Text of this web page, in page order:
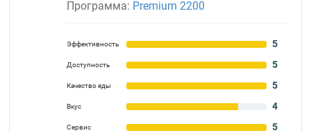
Программа: Premium 2200
Эффективность 5
Доступность 5
Качество еды 5
Вкус 4
Сервис 5